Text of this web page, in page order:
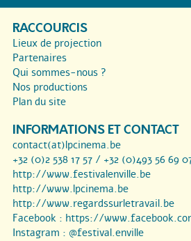
RACCOURCIS
Lieux de projection
Partenaires
Qui sommes-nous ?
Nos productions
Plan du site
INFORMATIONS ET CONTACT
contact(at)lpcinema.be
+32 (0)2 538 17 57 / +32 (0)493 56 69
http://www.festivalenville.be
http://www.lpcinema.be
http://www.regardssurletravail.be
Facebook : https://
Instagram : @festival.enville